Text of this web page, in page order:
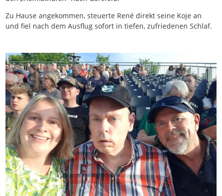
Zu Hause angekommen, steuerte René direkt seine Koje an
und fiel nach dem Ausflug sofort in tiefen, zufriedenen Schlaf.